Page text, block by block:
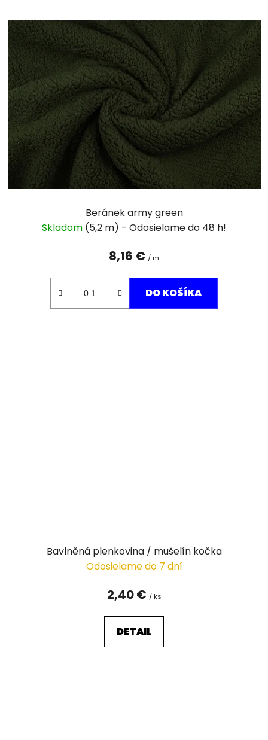
Beránek army green
Skladom (5,2 m)
8,16 € / m
DO KOŠÍKA
Bavlněná plenkovina / mušelín kočka
Odosielame do 7 dní
2,40 € / ks
DETAIL